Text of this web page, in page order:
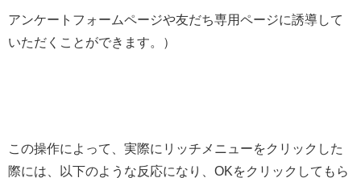
アンケートフォームページや友だち専用ページに誘導して
いただくことができます。）
この操作によって、実際にリッチメニューをクリックした
際には、以下のような反応になり、OKをクリックしてもら